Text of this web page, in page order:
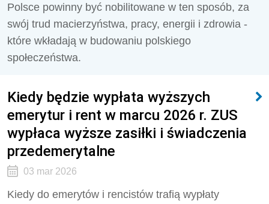
Polsce powinny być nobilitowane w ten sposób, za
swój trud macierzyństwa, pracy, energii i zdrowia -
które wkładają w budowaniu polskiego
społeczeństwa.
Kiedy będzie wypłata wyższych
emerytur i rent w marcu 2026 r. ZUS
wypłaca wyższe zasiłki i świadczenia
przedemerytalne
03 mar 2026
Kiedy do emerytów i rencistów trafią wypłaty